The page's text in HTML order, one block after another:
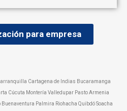
para empresa
Cartagena de Indias Bucaramanga
Cúcuta Montería Valledupar Pasto Armenia
Palmira Riohacha Quibdó Soacha